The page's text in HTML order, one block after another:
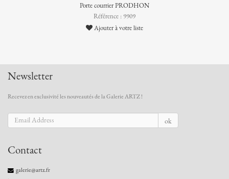
Porte courrier PRODHON
Référence : 9909
Ajouter à votre liste
Newsletter
Recevez en exclusivité les nouveautés de la Galerie ARTZ !
ok
Contact
galerie@artz.fr